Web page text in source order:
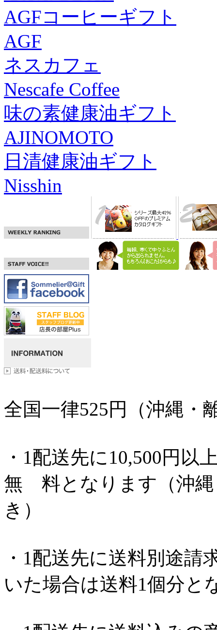
AGFコーヒーギフト
AGF
ネスカフェ
Nescafe Coffee
味の素健康油ギフト
AJINOMOTO
日清健康油ギフト
Nisshin
全国一律525円（沖縄・
・1配送先に10,500円以
無 料となります（沖縄
き）
・1配送先に送料別途
いた場合は送料1個分と